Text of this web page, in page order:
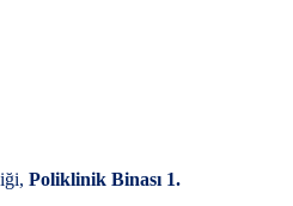
Poliklinik Binası 1.